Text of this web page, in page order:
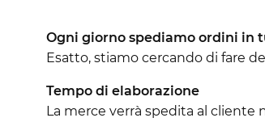
Ogni giorno spediamo ordini in
Esatto, stiamo cercando di fare
Tempo di elaborazione
La merce verrà spedita al